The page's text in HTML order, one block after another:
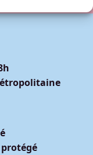
protégé